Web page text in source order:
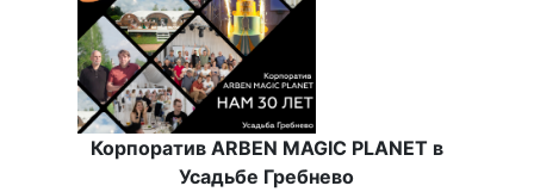
Корпоратив ARBEN MAGIC PLANET в
Усадьбе Гребнево